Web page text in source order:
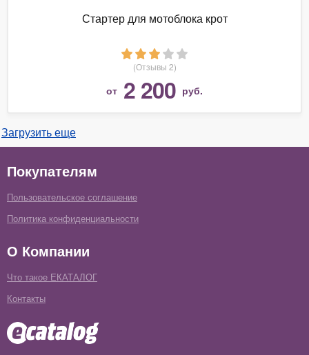
Стартер для мотоблока крот
(Отзывы 2)
от 2 200 руб.
Загрузить еще
Покупателям
Пользовательское соглашение
Политика конфиденциальности
О Компании
Что такое ЕКАТАЛОГ
Контакты